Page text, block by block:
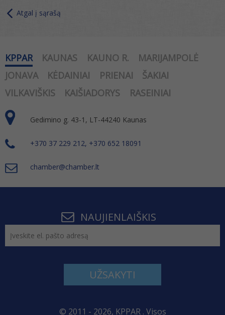
Atgal į sąrašą
KPPAR KAUNAS KAUNO R.
MARIJAMPOLĖ
JONAVA
KĖDAINIAI PRIENAI
ŠAKIAI
VILKAVIŠKIS
KAIŠIADORYS RASEINIAI
Gedimino g. 43-1, LT-44240 Kaunas
+370 37 229 212, +370 652 18091
chamber@chamber.lt
NAUJIENLAIŠKIS
UŽSAKYTI
© 2011 - 2026, KPPAR . Visos